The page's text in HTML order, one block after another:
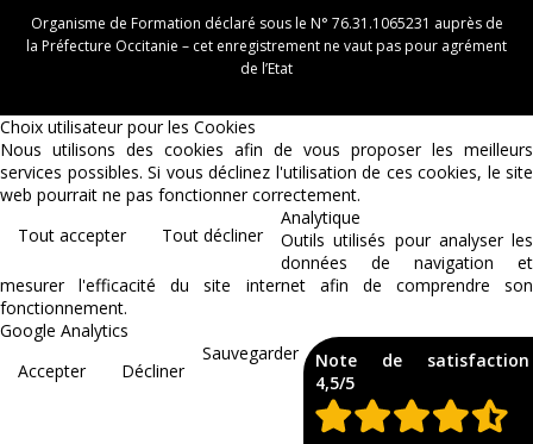
Note de satisfaction
4,5/5
Organisme de Formation déclaré sous le N° 76.31.1065231 auprès de
la Préfecture Occitanie – cet enregistrement ne vaut pas pour agrément
de l’Etat
Choix utilisateur pour les Cookies
Nous utilisons des cookies afin de vous proposer les meilleurs
services possibles. Si vous déclinez l'utilisation de ces cookies, le site
web pourrait ne pas fonctionner correctement.
Tout accepter
Tout décliner
Analytique
Outils utilisés pour analyser les
données de navigation et
mesurer l'efficacité du site internet afin de comprendre son
fonctionnement.
Google Analytics
Accepter
Décliner
Sauvegarder